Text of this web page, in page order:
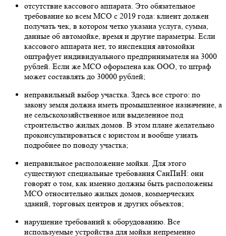
отсутствие кассового аппарата. Это обязательное
требование ко всем МСО с 2019 года: клиент должен
получать чек, в котором четко указана услуга, сумма,
данные об автомойке, время и другие параметры. Если
кассового аппарата нет, то инспекция автомойки
оштрафует индивидуального предпринимателя на 3000
рублей. Если же МСО оформлена как ООО, то штраф
может составлять до 30000 рублей;
неправильный выбор участка. Здесь все строго: по
закону земля должна иметь промышленное назначение, а
не сельскохозяйственное или выделенное под
строительство жилых домов. В этом плане желательно
проконсультироваться с юристом и вообще узнать
подробнее по поводу участка;
неправильное расположение мойки. Для этого
существуют специальные требования СанПиН: они
говорят о том, как именно должны быть расположены
МСО относительно жилых домов, коммерческих
зданий, торговых центров и других объектов;
нарушение требований к оборудованию. Все
используемые устройства для мойки непременно